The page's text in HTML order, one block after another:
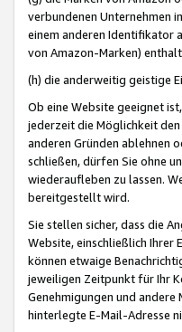
verbundenen Unternehmen
einem anderen Identifikator
von Amazon-Marken)
(h) die anderweitig geistige
Ob eine Website geeignet
jederzeit die Möglichkeit
anderen Gründen ablehnen
schließen, dürfen Sie ohne
wiederaufleben zu lassen.
bereitgestellt wird.
Sie stellen sicher, dass die
Website, einschließlich Ihrer
können etwaige
jeweiligen Zeitpunkt für Ihr
Genehmigungen und
hinterlegte E-Mail-Adresse